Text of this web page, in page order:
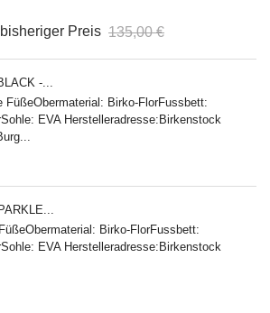
Preis 135,00 €
-...
FüßeObermaterial: Birko-FlorFussbett:
EVA Herstelleradresse:Birkenstock
Birko-FlorFussbett:
EVA Herstelleradresse:Birkenstock